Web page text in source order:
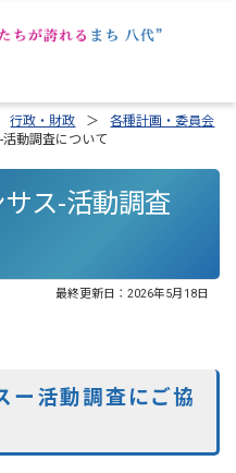
行政・財政
各種計画・委員会
動調査について
ス-活動調査
最終更新日： 2026年5月18日
ー活動調査にご協